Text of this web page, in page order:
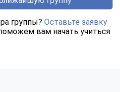
группы? Оставьте заявку
вам начать учиться